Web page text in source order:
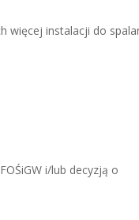
więcej instalacji do
i/lub decyzją o